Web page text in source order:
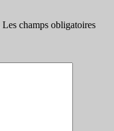
Les champs obligatoires